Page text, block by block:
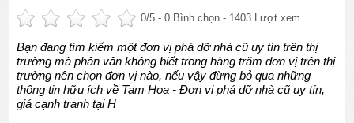
0/5 -0 Bình chọn - 1403 Lượt xem
Bạn đang tìm kiếm một đơn vị phá dỡ nhà cũ uy tín trên thị
trường mà phân vân không biết trong hàng trăm đơn vị trên thị
trường nên chọn đơn vị nào, nếu vậy đừng bỏ qua những
thông tin hữu ích về Tam Hoa - Đơn vị phá dỡ nhà cũ uy tín,
giá cạnh tranh tại H